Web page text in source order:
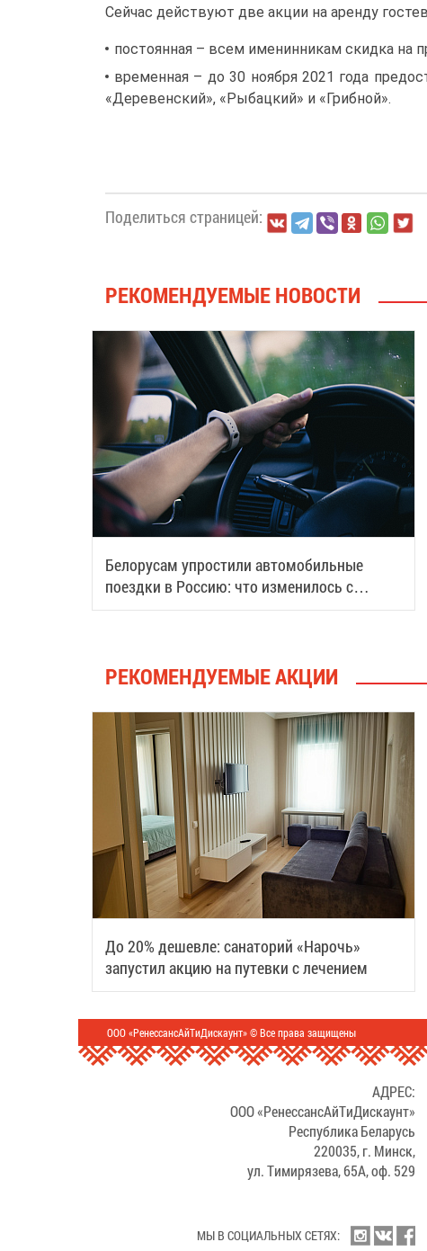
Сейчас действуют две акции на аренду
постоянная – всем именинникам скидка на
временная – до 30 ноября 2021 года
«Деревенский», «Рыбацкий» и «Грибной».
Поделиться страницей:
РЕКОМЕНДУЕМЫЕ НОВОСТИ
Белорусам упростили автомобильные
поездки в Россию: что изменилось с
августа
РЕКОМЕНДУЕМЫЕ АКЦИИ
До 20% дешевле: санаторий «Нарочь»
запустил акцию на путевки с лечением
ООО «РенессансАйТиДискаунт» © Все права защищены
АДРЕС:
ООО «РенессансАйТиДискаунт»
Республика Беларусь
220035, г. Минск,
ул. Тимирязева, 65А, оф. 529
МЫ В СОЦИАЛЬНЫХ СЕТЯХ: